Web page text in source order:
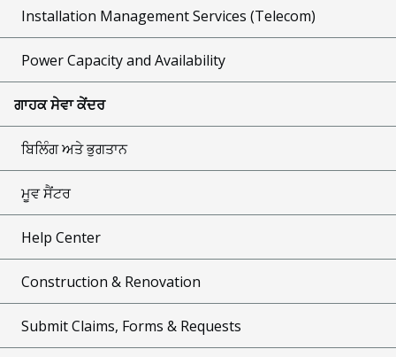
Installation Management Services (Telecom)
Power Capacity and Availability
ਗਾਹਕ ਸੇਵਾ ਕੇਂਦਰ
ਬਿਲਿੰਗ ਅਤੇ ਭੁਗਤਾਨ
ਮੂਵ ਸੈਂਟਰ
Help Center
Construction & Renovation
Submit Claims, Forms & Requests